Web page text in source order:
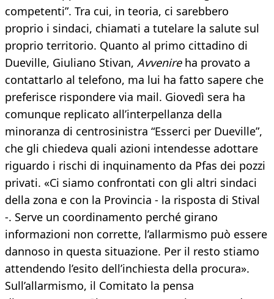
competenti”. Tra cui, in teoria, ci sarebbero
proprio i sindaci, chiamati a tutelare la salute sul
proprio territorio. Quanto al primo cittadino di
Dueville, Giuliano Stivan, Avvenireha provato a
contattarlo al telefono, ma lui ha fatto sapere che
preferisce rispondere via mail. Giovedì sera ha
comunque replicato all’interpellanza della
minoranza di centrosinistra “Esserci per Dueville”,
che gli chiedeva quali azioni intendesse adottare
riguardo i rischi di inquinamento da Pfas dei pozzi
privati. «Ci siamo confrontati con gli altri sindaci
della zona e con la Provincia - la risposta di Stival
-. Serve un coordinamento perché girano
informazioni non corrette, l’allarmismo può essere
dannoso in questa situazione. Per il resto stiamo
attendendo l’esito dell’inchiesta della procura».
Sull’allarmismo, il Comitato la pensa